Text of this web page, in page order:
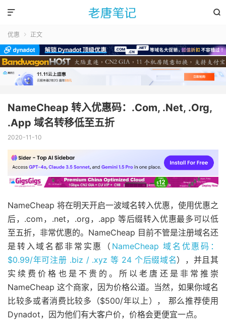


优惠  正文
NameCheap 转入优惠码：.Com, .Net, .Org,
.App 域名转移低至五折
2020-11-10
NameCheap 将在明天开启一波域名转入优惠，使用优惠之
后，.com，.net，.org，.app 等后缀转入优惠最多可以低
至五折，非常优惠的。NameCheap 目前不管是注册域名还
是转入域名都非常实惠（ NameCheap 域名优惠码：
$0.99/年可注册 .biz / .xyz 等 24 个后缀域名），并且其
实续费价格也是不贵的。所以老唐还是非常推崇
NameCheap 这个商家，因为价格公道。当然，如果你域名
比较多或者消费比较多（$500/年以上）， 那么推荐使用
Dynadot，因为他们有大客户价，价格会更便宜一点。